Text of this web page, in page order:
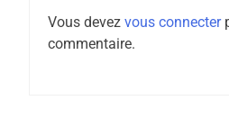
Vous devez vous connecter
commentaire.
6